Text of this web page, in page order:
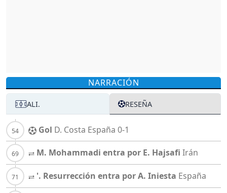
NARRACIÓN
ALI. RESEÑA
Gol D. Costa España 0-1
M. Mohammadi entra por E. Hajsafi Irán
'. Resurrección entra por A. Iniesta España